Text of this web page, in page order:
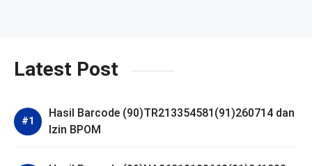
Latest Post
Hasil Barcode (90)TR213354581(91)260714 dan
Izin BPOM